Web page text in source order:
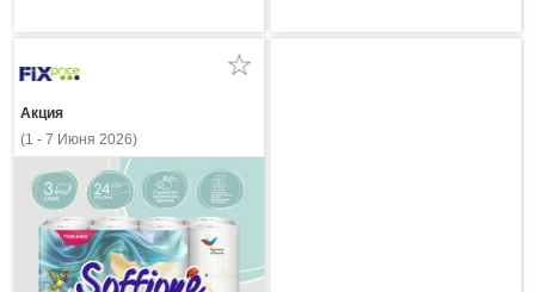
Акция
(1 - 7 Июня 2026)